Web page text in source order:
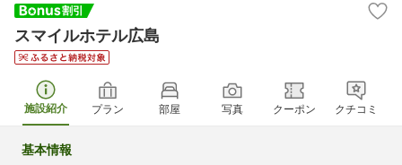
スマイルホテル広島
施設紹介 プラン 部屋 写真 クーポン クチコミ
基本情報